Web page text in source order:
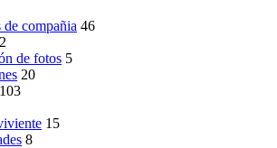
de compañia 46
de fotos 5
20
103
15
8